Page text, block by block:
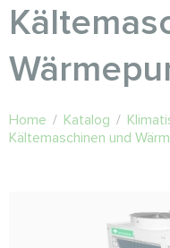
Home / Katalog /
Kältemaschinen und